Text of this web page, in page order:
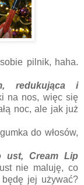
pilnik, haha.
redukująca i
na nos, więc się
noc, ale jak już
do włosów,
ust, Cream Lip
nie maluję, co
jej używać?